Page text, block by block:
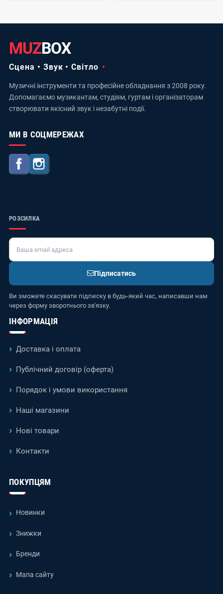
MUZBOX
Сцена • Звук • Світло
Музичні інструменти та професійне обладнання з 2008 року.
Допомагаємо музикантам, студіям, гуртам і організаторам
створювати якісний звук і незабутні події.
МИ В СОЦМЕРЕЖАХ
Facebook
РОЗСИЛКА
Підписатись
Ви зможете скасувати підписку в будь-який час, написавши нам
через форму зворотнього зв'язку.
ІНФОРМАЦІЯ
Доставка і оплата
Публічний договір (оферта)
Порядок і умови використання
Наші магазини
Нові товари
Контакти
ПОКУПЦЯМ
Новинки
Знижки
Бренди
Мапа сайту